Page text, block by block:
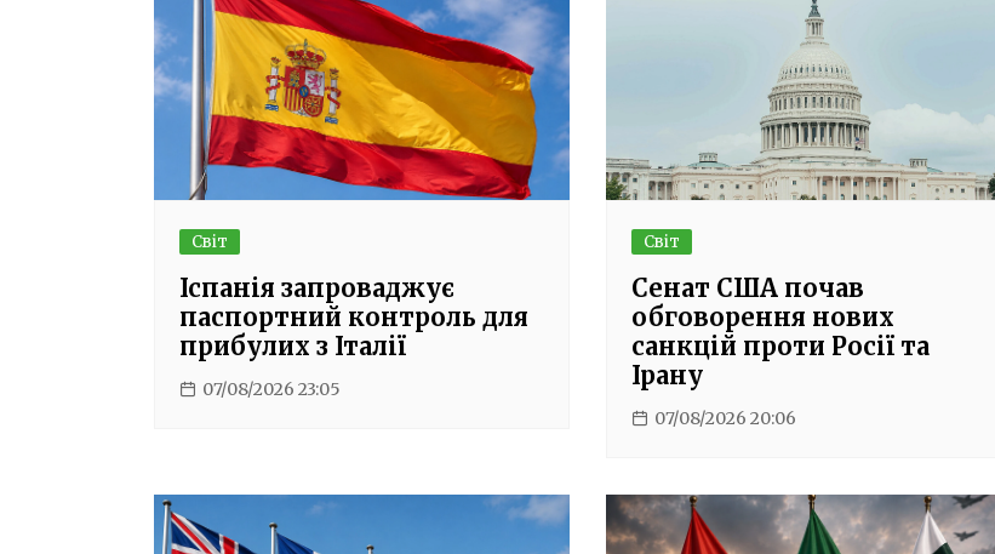
Світ
Іспанія запроваджує
паспортний контроль для
прибулих з Італії
07/08/2026 23:05
Світ
Сенат США почав
обговорення нових
санкцій проти Росії та
Ірану
07/08/2026 20:06